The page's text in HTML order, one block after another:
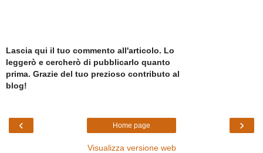
Lascia qui il tuo commento all'articolo. Lo
leggerò e cercherò di pubblicarlo quanto
prima. Grazie del tuo prezioso contributo al
blog!
‹ ›
Home page
Visualizza versione web